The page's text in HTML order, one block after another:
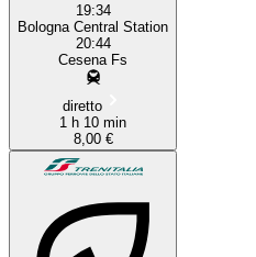
19:34
Bologna Central Station
20:44
Cesena Fs
diretto
1 h 10 min
8,00 €